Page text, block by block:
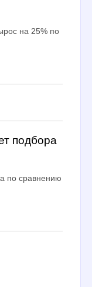
на 25% по
подбора
по сравнению